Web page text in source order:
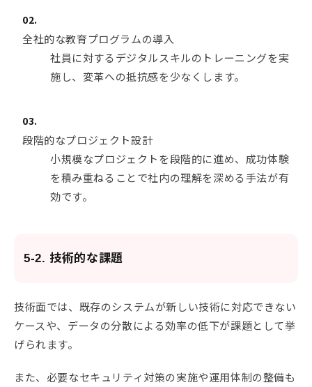
全社的な教育プログラムの導入
社員に対するデジタルスキルのトレーニングを実
施し、変革への抵抗感を少なくします。
段階的なプロジェクト設計
小規模なプロジェクトを段階的に進め、成功体験
を積み重ねることで社内の理解を深める手法が有
効です。
5-2. 技術的な課題
技術面では、既存のシステムが新しい技術に対応できない
ケースや、データの分散による効率の低下が課題として挙
げられます。
また、必要なセキュリティ対策の実施や運用体制の整備も